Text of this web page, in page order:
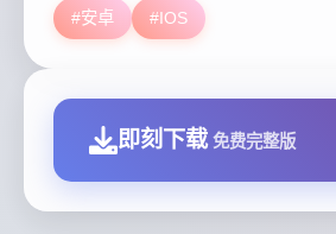
#安卓 #IOS
即刻下载 免费完整版